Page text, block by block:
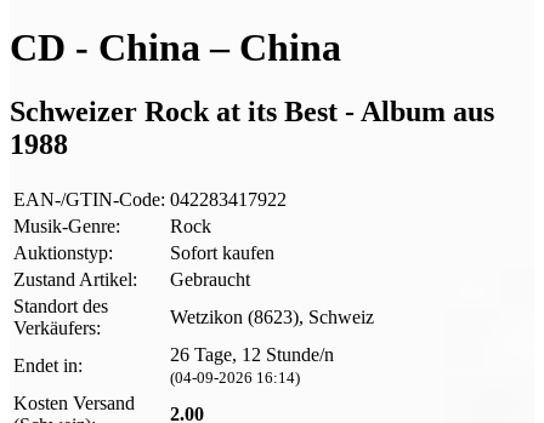
CD - China ‎– China
Schweizer Rock at its Best - Album aus
1988
EAN-/GTIN-Code: 042283417922
Musik-Genre:
Rock
Auktionstyp:
Sofort kaufen
Zustand Artikel:
Gebraucht
Standort des
Verkäufers:
Wetzikon (8623), Schweiz
Endet in:
26 Tage, 12 Stunde/n
(04-09-2026 16:14)
Kosten Versand
2.00